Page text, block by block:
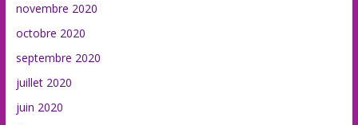
novembre 2020
octobre 2020
septembre 2020
juillet 2020
juin 2020